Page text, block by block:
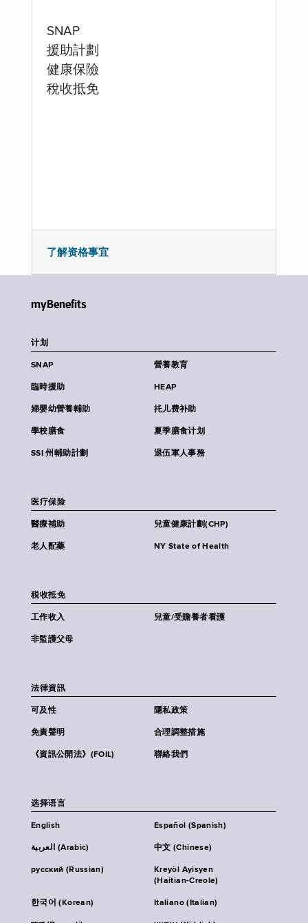
SNAP
援助計劃
健康保險
稅收抵免
了解资格事宜
myBenefits
计划
SNAP 營養教育
臨時援助 HEAP
婦嬰幼營養輔助 扥儿费补助
學校膳食 夏季膳食计划
SSI 州輔助計劃 退伍軍人事務
医疗保险
醫療補助 兒童健康計劃(CHP)
老人配藥 NY State of Health
税收抵免
工作收入 兒童/受贍養者看護
非監護父母
法律資訊
可及性 隱私政策
免責聲明 合理調整措施
《資訊公開法》(FOIL) 聯絡我們
选择语言
English Español (Spanish)
العربية (Arabic) 中文 (Chinese)
русский (Russian)
Kreyòl Ayisyen
(Haitian-Creole)
한국어 (Korean) Italiano (Italian)